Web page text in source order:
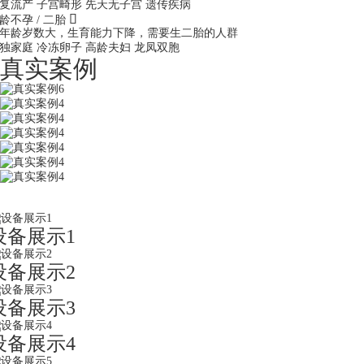
流产 子宫畸形 先天无子宫 遗传疾病
不孕 / 二胎 
龄岁数大，生育能力下降，需要生二胎的人群
家庭 冷冻卵子 高龄夫妇 龙凤双胞
真实案例
备展示1
备展示2
备展示3
备展示4